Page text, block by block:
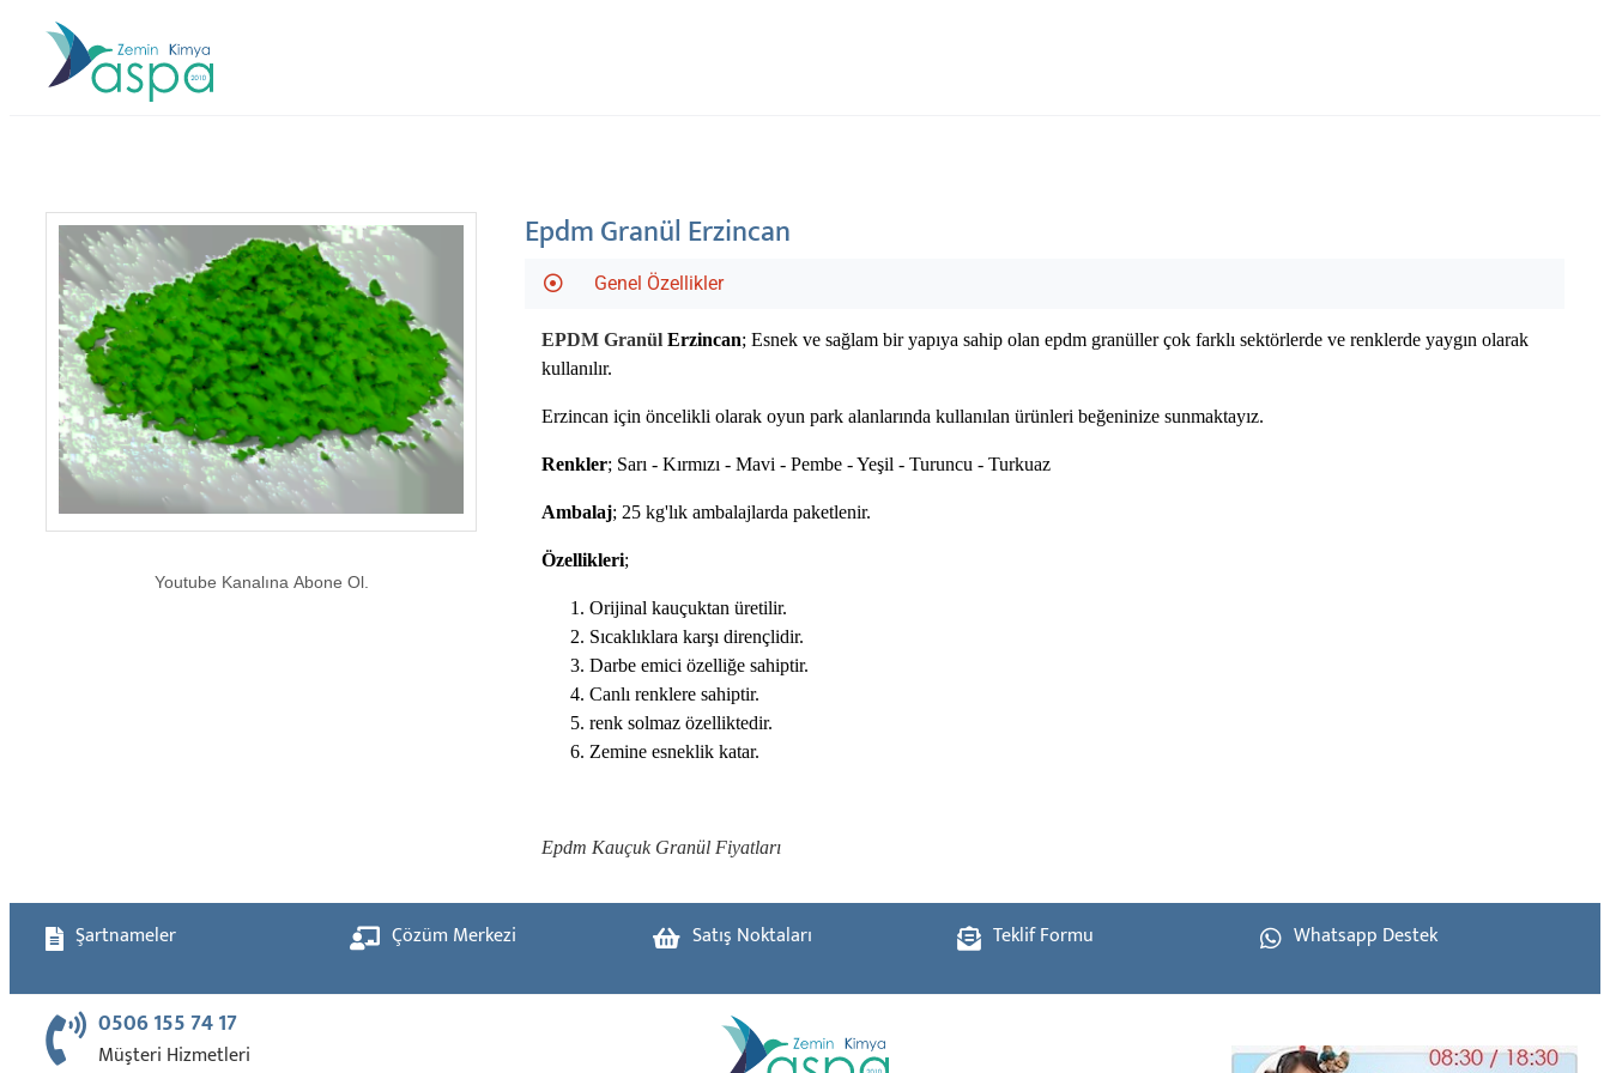
Youtube Kanalına Abone Ol.
Epdm Granül Erzincan
Genel Özellikler
EPDM Granül Erzincan; Esnek ve sağlam bir yapıya sahip olan epdm granüller çok farklı sektörlerde ve renklerde yaygın olarak
kullanılır.
Erzincan için öncelikli olarak oyun park alanlarında kullanılan ürünleri beğeninize sunmaktayız.
Renkler; Sarı - Kırmızı - Mavi - Pembe - Yeşil - Turuncu - Turkuaz
Ambalaj; 25 kg'lık ambalajlarda paketlenir.
Özellikleri;
Orijinal kauçuktan üretilir.
Sıcaklıklara karşı dirençlidir.
Darbe emici özelliğe sahiptir.
Canlı renklere sahiptir.
renk solmaz özelliktedir.
Zemine esneklik katar.
Epdm Kauçuk Granül Fiyatları
Şartnameler Çözüm Merkezi Satış Noktaları Teklif Formu Whatsapp Destek
0506 155 74 17
Müşteri Hizmetleri aspayapi.com © 2026